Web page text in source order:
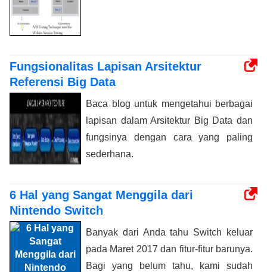
Fungsionalitas Lapisan Arsitektur
Referensi Big Data
Baca blog untuk mengetahui berbagai
lapisan dalam Arsitektur Big Data dan
fungsinya dengan cara yang paling
sederhana.
6 Hal yang Sangat Menggila dari
Nintendo Switch
Banyak dari Anda tahu Switch keluar
pada Maret 2017 dan fitur-fitur barunya.
Bagi yang belum tahu, kami sudah